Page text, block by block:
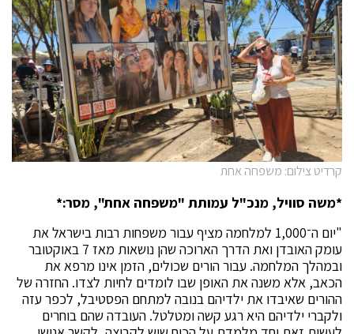
קרדיט צילום: משפחה אחת
*משה סוויל, מנכ"ל עמותת "משפחה אחת", מסר:*
"יום ה־1,000 למלחמה מציף עבור משפחות רבות בישראל את
עומק האובדן ואת הדרך הארוכה שהן נושאות מאז 7 באוקטובר
ובמהלך המלחמה. עבור הורים שכולים, הזמן אינו מרפא את
הכאב, אלא משנה את האופן שבו לומדים לחיות לצדו. החזרה של
ההורים שאיבדו את ילדיהם בנובה למתחם הפסטיבל, לכפר עזה
ולקברי ילדיהם היא רגע קשה ומטלטל. העובדה שהם בוחרים